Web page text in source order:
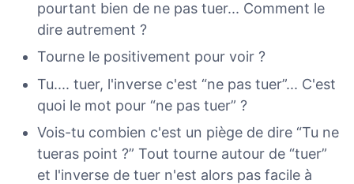
pourtant bien de ne pas tuer... Comment le
dire autrement ?
Tourne le positivement pour voir ?
Tu.... tuer, l'inverse c'est “ne pas tuer”... C'est
quoi le mot pour “ne pas tuer” ?
Vois-tu combien c'est un piège de dire “Tu ne
tueras point ?” Tout tourne autour de “tuer”
et l'inverse de tuer n'est alors pas facile à